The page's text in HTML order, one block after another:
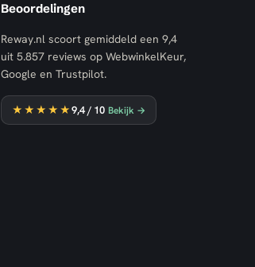
Beoordelingen
Reway.nl scoort gemiddeld een 9,4
uit 5.857 reviews op WebwinkelKeur,
Google en Trustpilot.
★★★★★9,4/ 10 Bekijk →